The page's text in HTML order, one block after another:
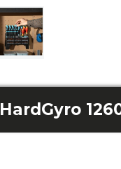
HardGyro